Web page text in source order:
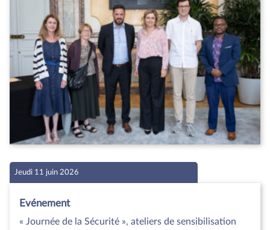
Jeudi 11 juin 2026
Evénement
« Journée de la Sécurité », ateliers de sensibilisation